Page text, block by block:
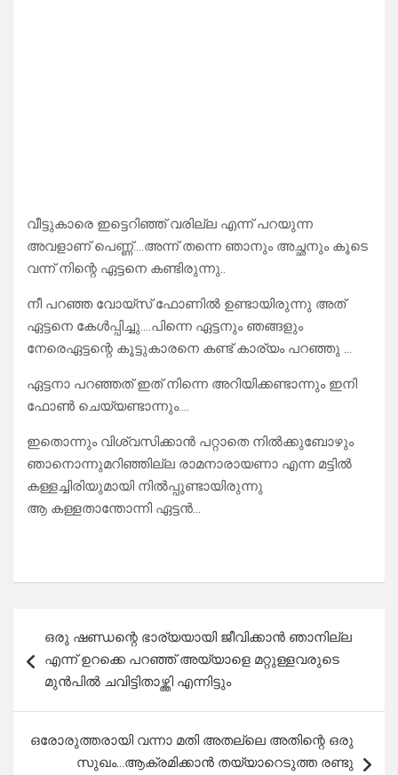
വീട്ടുകാരെ ഇട്ടെറിഞ്ഞ് വരില്ല എന്ന് പറയുന്ന
അവളാണ് പെണ്ണ്….അന്ന് തന്നെ ഞാനും അച്ഛനും കൂടെ
വന്ന് നിന്റെ ഏട്ടനെ കണ്ടിരുന്നു..
നീ പറഞ്ഞ വോയ്സ് ഫോണിൽ ഉണ്ടായിരുന്നു അത്
ഏട്ടനെ കേൾപ്പിച്ചു….പിന്നെ ഏട്ടനും ഞങ്ങളും
നേരെഏട്ടന്റെ കൂട്ടുകാരനെ കണ്ട് കാര്യം പറഞ്ഞു …
ഏട്ടനാ പറഞ്ഞത് ഇത് നിന്നെ അറിയിക്കണ്ടാന്നും ഇനി
ഫോൺ ചെയ്യണ്ടാന്നും….
ഇതൊന്നും വിശ്വസിക്കാൻ പറ്റാതെ നിൽക്കുബോഴും
ഞാനൊന്നുമറിഞ്ഞില്ല രാമനാരായണാ എന്ന മട്ടിൽ
കള്ളച്ചിരിയുമായി നിൽപ്പുണ്ടായിരുന്നു
ആ കള്ളതാന്തോന്നി ഏട്ടൻ…
navigation
ഒരു ഷണ്ഡന്റെ ഭാര്യയായി ജീവിക്കാൻ ഞാനില്ല
എന്ന് ഉറക്കെ പറഞ്ഞ് അയ്യാളെ മറ്റുള്ളവരുടെ
മുൻപിൽ ചവിട്ടിതാഴ്ത്തി എന്നിട്ടും
ഒരോരുത്തരായി വന്നാ മതി അതല്ലെ അതിന്റെ ഒരു
സുഖം…ആക്രമിക്കാൻ തയ്യാറെടുത്ത രണ്ടു